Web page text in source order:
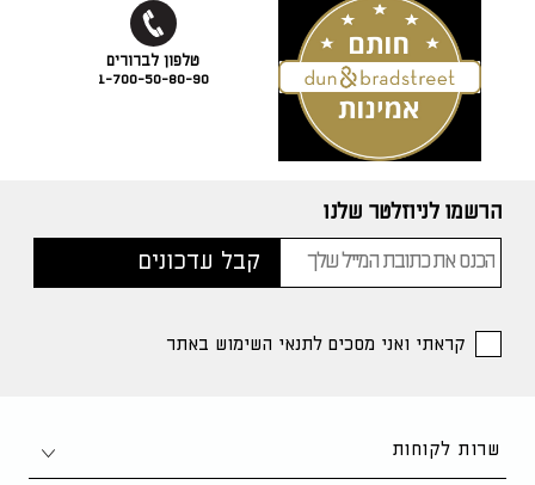
1-700-50-80-90
הרשמו לניוזלטר שלנו
קראתי ואני מסכים לתנאי השימוש באתר
שרות לקוחות